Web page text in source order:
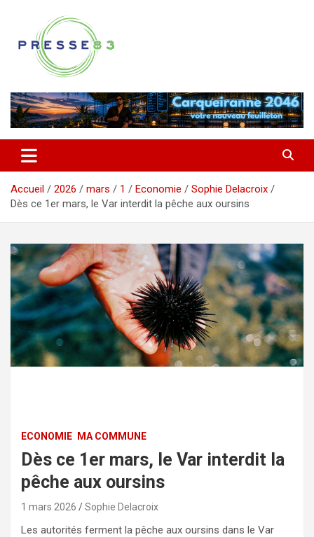
contenu
Presse 83
Accueil 2026 mars 1 Economie
Sophie Delacroix
Dès ce 1er mars, le Var interdit la pêche aux oursins
ECONOMIE MA COMMUNE
Dès ce 1er mars, le Var interdit la
pêche aux oursins
1 mars 2026 Sophie Delacroix
Les autorités ferment la pêche aux oursins dans le Var